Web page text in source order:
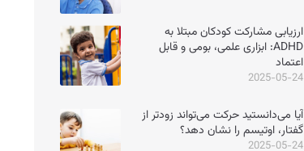
ارزیابی مشارکت کودکان مبتلا به
ADHD: ابزاری علمی، بومی و قابل
اعتماد
2025-05-24
آیا می‌دانستید حرکت می‌تواند زودتر از
گفتار، اوتیسم را نشان دهد؟
2025-05-24